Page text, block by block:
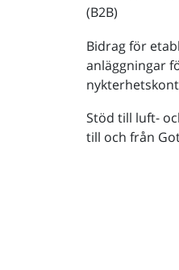
(B2B)
Bidrag för
anläggningar
Stöd till luft-
till och från